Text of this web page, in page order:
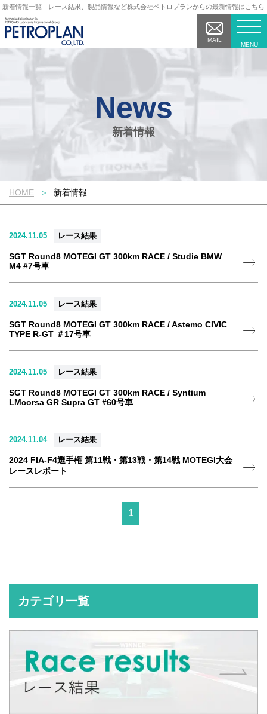
新着情報一覧｜レース結果、製品情報など株式会社ペトロプランからの最新情報はこちら
MENU
MAIL
新着情報
HOME 新着情報
2024.11.05 レース結果
SGT Round8 MOTEGI GT 300km RACE / Studie BMW
M4 #7号車
2024.11.05 レース結果
SGT Round8 MOTEGI GT 300km RACE / Astemo CIVIC
TYPE R-GT ＃17号車
2024.11.05 レース結果
SGT Round8 MOTEGI GT 300km RACE / Syntium
LMcorsa GR Supra GT #60号車
2024.11.04 レース結果
2024 FIA-F4選手権 第11戦・第13戦・第14戦 MOTEGI大会
レースレポート
1
カテゴリ一覧